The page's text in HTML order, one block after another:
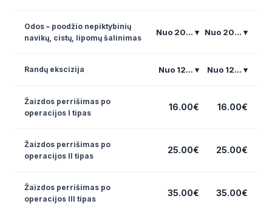
Odos – poodžio nepiktybinių
navikų, cistų, lipomų šalinimas
Nuo 20... ▾ Nuo 20... ▾
Randų ekscizija Nuo 12... ▾ Nuo 12... ▾
Žaizdos perrišimas po
operacijos I tipas
16.00€ 16.00€
Žaizdos perrišimas po
operacijos II tipas
25.00€ 25.00€
Žaizdos perrišimas po
operacijos III tipas
35.00€ 35.00€